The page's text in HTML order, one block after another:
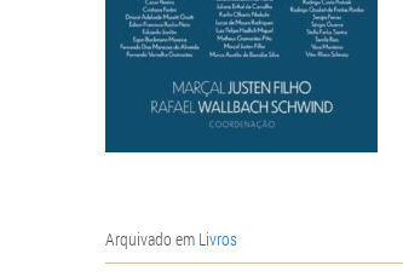
Arquivado em Livros